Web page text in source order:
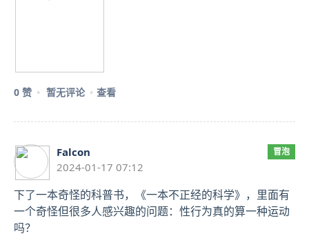
0 赞 暂无评论 查看
Falcon
2024-01-17 07:12
冒泡
下了一本奇怪的科普书，《一本不正经的科学》，里面有
一个奇怪但很多人感兴趣的问题：性行为真的算一种运动
吗？